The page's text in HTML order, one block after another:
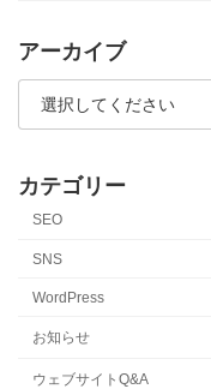
アーカイブ
カテゴリー
SEO
SNS
WordPress
お知らせ
ウェブサイトQ&A